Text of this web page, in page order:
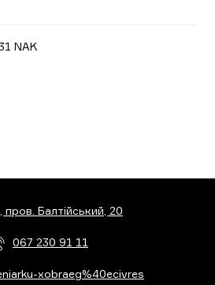
NAK
пров. Балтійський, 20
067 230 91 11
xobraeg%40ecivres